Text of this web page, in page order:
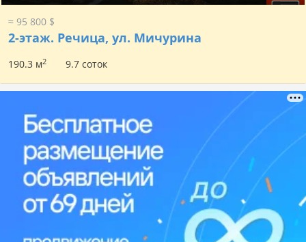
≈ 95 800 $
2-этаж. Речица, ул. Мичурина
190.3 м2 9.7 соток